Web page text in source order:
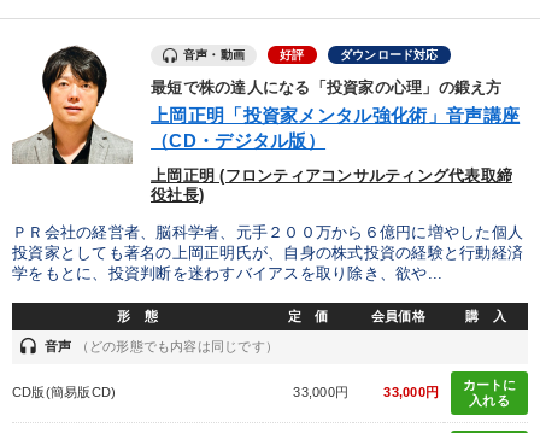
音声・動画 好評 ダウンロード対応
最短で株の達人になる「投資家の心理」の鍛え方
上岡正明「投資家メンタル強化術」音声講座
（CD・デジタル版）
上岡正明 (フロンティアコンサルティング代表取締
役社長)
ＰＲ会社の経営者、脳科学者、元手２００万から６億円に増やした個人
投資家としても著名の上岡正明氏が、自身の株式投資の経験と行動経済
学をもとに、投資判断を迷わすバイアスを取り除き、欲や...
形 態 定 価 会員価格 購 入
headset 音声 （どの形態でも内容は同じです）
CD版(簡易版CD) 33,000円 33,000円
カートに
入れる